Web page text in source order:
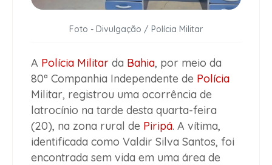
Foto - Divulgação / Polícia Militar
A Polícia Militar da Bahia, por meio da
80ª Companhia Independente de Polícia
Militar, registrou uma ocorrência de
latrocínio na tarde desta quarta-feira
(20), na zona rural de Piripá. A vítima,
identificada como Valdir Silva Santos, foi
encontrada sem vida em uma área de